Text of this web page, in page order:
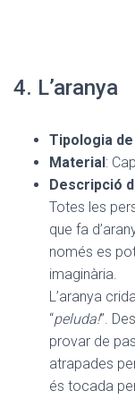
4. L’aranya
Tipologia
Material: Cap
Descripció
Totes les
que fa
només es
imaginària.
L’aranya
“peluda!”.
provar de
atrapades
és tocada